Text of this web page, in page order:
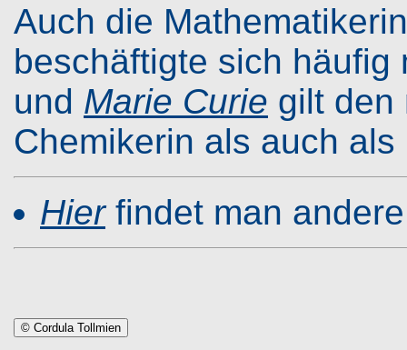
Auch die
beschäftigte sich häufig
und Marie Curie gilt den
Chemikerin als auch
Hierfindet man
© Cordula Tollmien